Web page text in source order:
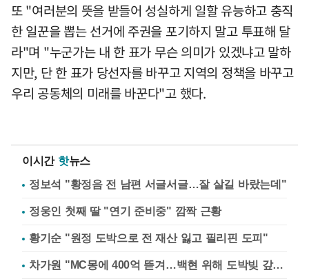
또 "여러분의 뜻을 받들어 성실하게 일할 유능하고 충직
한 일꾼을 뽑는 선거에 주권을 포기하지 말고 투표해 달
라"며 "누군가는 내 한 표가 무슨 의미가 있겠냐고 말하
지만, 단 한 표가 당선자를 바꾸고 지역의 정책을 바꾸고
우리 공동체의 미래를 바꾼다"고 했다.
이시간 핫뉴스
정보석 "황정음 전 남편 서글서글…잘 살길 바랐는데"
정웅인 첫째 딸 "연기 준비중" 깜짝 근황
황기순 "원정 도박으로 전 재산 잃고 필리핀 도피"
차가원 "MC몽에 400억 뜯겨…백현 위해 도박빚 갚아줘"